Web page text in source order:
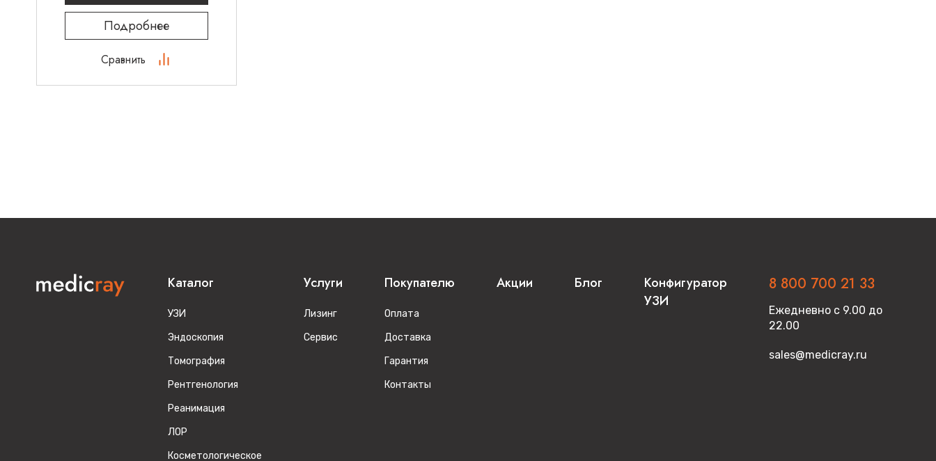
Подробнее
Сравнить
Каталог
УЗИ
Эндоскопия
Томография
Рентгенология
Реанимация
ЛОР
Косметологическое
Услуги
Лизинг
Сервис
Покупателю
Оплата
Доставка
Гарантия
Контакты
Акции Блог
Конфигуратор
УЗИ
8 800 700 21 33
Ежедневно с 9.00 до
22.00
sales@medicray.ru